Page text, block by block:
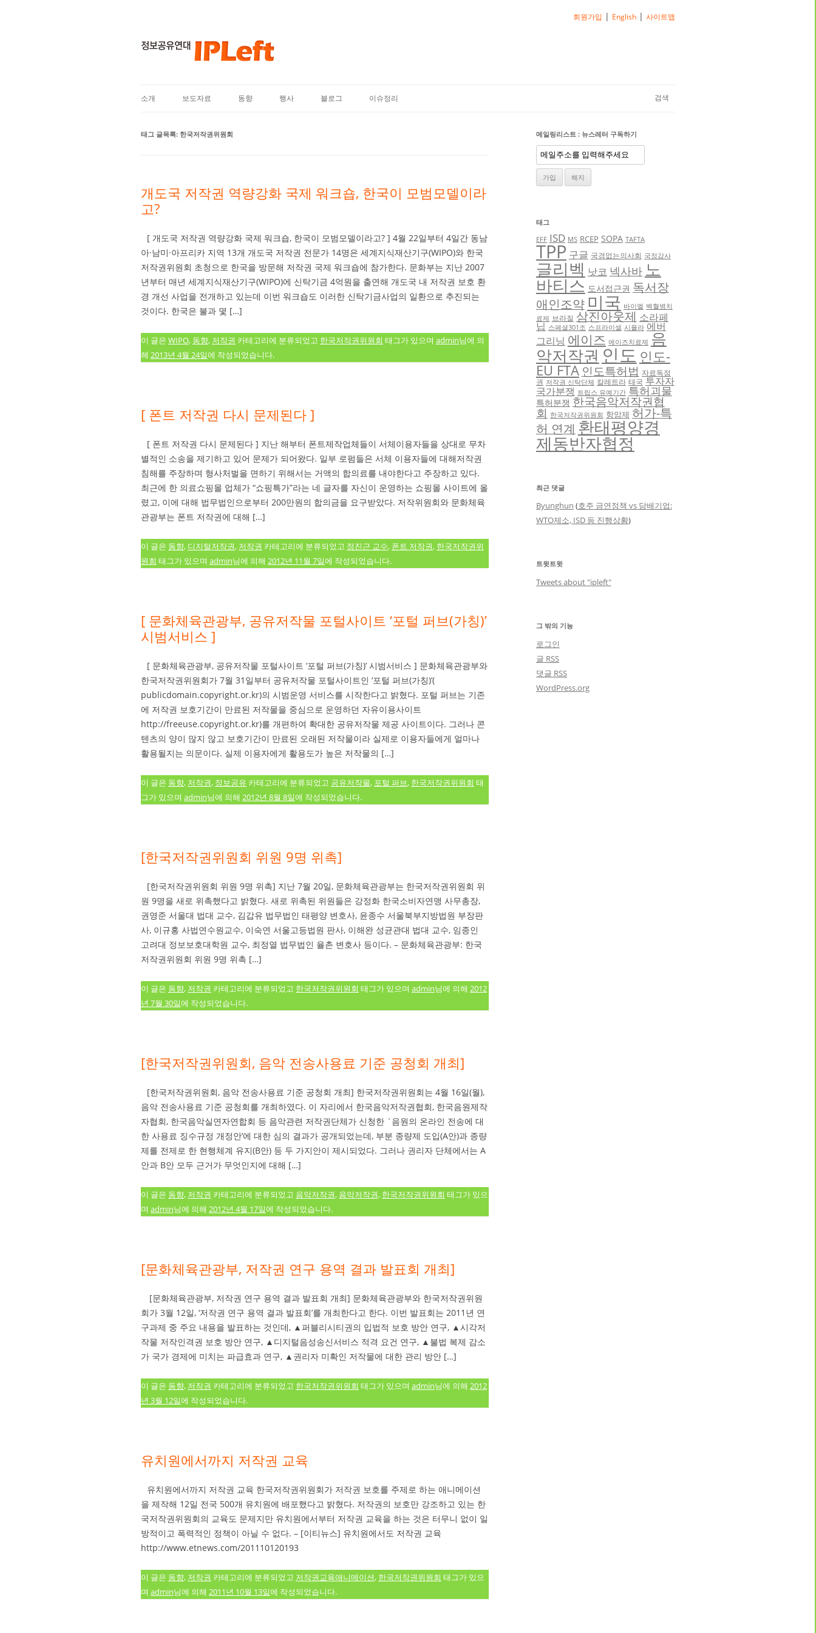
소개 보도자료 동향 행사 블로그 이슈정리 검색
회원가입 | English |사이트맵
태그 글목록: 한국저작권위원회
개도국 저작권 역량강화 국제 워크숍, 한국이 모범모델이라
고?
[ 개도국 저작권 역량강화 국제 워크숍, 한국이 모범모델이라고? ] 4월 22일부터 4일간 동남
아·남미·아프리카 지역 13개 개도국 저작권 전문가 14명은 세계지식재산기구(WIPO)와 한국
저작권위원회 초청으로 한국을 방문해 저작권 국제 워크숍에 참가한다. 문화부는 지난 2007
년부터 매년 세계지식재산기구(WIPO)에 신탁기금 4억원을 출연해 개도국 내 저작권 보호 환
경 개선 사업을 전개하고 있는데 이번 워크숍도 이러한 신탁기금사업의 일환으로 추진되는
것이다. 한국은 불과 몇 […]
이 글은 WIPO, 동향, 저작권 카테고리에 분류되었고 한국저작권위원회 태그가 있으며 admin님에 의
해 2013년 4월 24일에 작성되었습니다.
[ 폰트 저작권 다시 문제된다 ]
[ 폰트 저작권 다시 문제된다 ] 지난 해부터 폰트제작업체들이 서체이용자들을 상대로 무차
별적인 소송을 제기하고 있어 문제가 되어왔다. 일부 로펌들은 서체 이용자들에 대해저작권
침해를 주장하며 형사처벌을 면하기 위해서는 거액의 합의료를 내야한다고 주장하고 있다.
최근에 한 의료쇼핑몰 업체가 “쇼핑특가”라는 네 글자를 자신이 운영하는 쇼핑몰 사이트에 올
렸고, 이에 대해 법무법인으로부터 200만원의 합의금을 요구받았다. 저작위원회와 문화체육
관광부는 폰트 저작권에 대해 […]
이 글은 동향, 디지털저작권, 저작권 카테고리에 분류되었고 정진근 교수, 폰트 저작권, 한국저작권위
원회 태그가 있으며 admin님에 의해 2012년 11월 7일에 작성되었습니다.
[ 문화체육관광부, 공유저작물 포털사이트 ‘포털 퍼브(가칭)’
시범서비스 ]
[ 문화체육관광부, 공유저작물 포털사이트 ‘포털 퍼브(가칭)’ 시범서비스 ] 문화체육관광부와
한국저작권위원회가 7월 31일부터 공유저작물 포털사이트인 ‘포털 퍼브(가칭)’(
publicdomain.copyright.or.kr)의 시범운영 서비스를 시작한다고 밝혔다. 포털 퍼브는 기존
에 저작권 보호기간이 만료된 저작물을 중심으로 운영하던 자유이용사이트
http://freeuse.copyright.or.kr)를 개편하여 확대한 공유저작물 제공 사이트이다. 그러나 콘
텐츠의 양이 많지 않고 보호기간이 만료된 오래된 저작물이라 실제로 이용자들에게 얼마나
활용될지는 의문이다. 실제 이용자에게 활용도가 높은 저작물의 […]
이 글은 동향, 저작권, 정보공유 카테고리에 분류되었고 공유저작물, 포털 퍼브, 한국저작권위원회 태
그가 있으며 admin님에 의해 2012년 8월 8일에 작성되었습니다.
[한국저작권위원회 위원 9명 위촉]
[한국저작권위원회 위원 9명 위촉] 지난 7월 20일, 문화체육관광부는 한국저작권위원회 위
원 9명을 새로 위촉했다고 밝혔다. 새로 위촉된 위원들은 강정화 한국소비자연맹 사무총장,
권영준 서울대 법대 교수, 김갑유 법무법인 태평양 변호사, 윤종수 서울북부지방법원 부장판
사, 이규홍 사법연수원교수, 이숙연 서울고등법원 판사, 이해완 성균관대 법대 교수, 임종인
고려대 정보보호대학원 교수, 최정열 법무법인 율촌 변호사 등이다. – 문화체육관광부: 한국
저작권위원회 위원 9명 위촉 […]
이 글은 동향, 저작권 카테고리에 분류되었고 한국저작권위원회 태그가 있으며 admin님에 의해 2012
년 7월 30일에 작성되었습니다.
[한국저작권위원회, 음악 전송사용료 기준 공청회 개최]
[한국저작권위원회, 음악 전송사용료 기준 공청회 개최] 한국저작권위원회는 4월 16일(월),
음악 전송사용료 기준 공청회를 개최하였다. 이 자리에서 한국음악저작권협회, 한국음원제작
자협회, 한국음악실연자연합회 등 음악관련 저작권단체가 신청한 `음원의 온라인 전송에 대
한 사용료 징수규정 개정안’에 대한 심의 결과가 공개되었는데, 부분 종량제 도입(A안)과 종량
제를 전제로 한 현행체계 유지(B안) 등 두 가지안이 제시되었다. 그러나 권리자 단체에서는 A
안과 B안 모두 근거가 무엇인지에 대해 […]
이 글은 동향, 저작권 카테고리에 분류되었고 음악저작권, 음악저작권, 한국저작권위원회 태그가 있으
며 admin님에 의해 2012년 4월 17일에 작성되었습니다.
[문화체육관광부, 저작권 연구 용역 결과 발표회 개최]
[문화체육관광부, 저작권 연구 용역 결과 발표회 개최] 문화체육관광부와 한국저작권위원
회가 3월 12일, ‘저작권 연구 용역 결과 발표회’를 개최한다고 한다. 이번 발표회는 2011년 연
구과제 중 주요 내용을 발표하는 것인데, ▲퍼블리시티권의 입법적 보호 방안 연구, ▲시각저
작물 저작인격권 보호 방안 연구, ▲디지털음성송신서비스 적격 요건 연구, ▲불법 복제 감소
가 국가 경제에 미치는 파급효과 연구, ▲권리자 미확인 저작물에 대한 관리 방안 […]
이 글은 동향, 저작권 카테고리에 분류되었고 한국저작권위원회 태그가 있으며 admin님에 의해 2012
년 3월 12일에 작성되었습니다.
유치원에서까지 저작권 교육
유치원에서까지 저작권 교육 한국저작권위원회가 저작권 보호를 주제로 하는 애니메이션
을 제작해 12일 전국 500개 유치원에 배포했다고 밝혔다. 저작권의 보호만 강조하고 있는 한
국저작권위원회의 교육도 문제지만 유치원에서부터 저작권 교육을 하는 것은 터무니 없이 일
방적이고 폭력적인 정책이 아닐 수 없다. – [이티뉴스] 유치원에서도 저작권 교육
http://www.etnews.com/201110120193
이 글은 동향, 저작권 카테고리에 분류되었고 저작권교육애니메이션, 한국저작권위원회 태그가 있으
며 admin님에 의해 2011년 10월 13일에 작성되었습니다.
메일링리스트 : 뉴스레터 구독하기
태그
EFF ISD MS RCEP SOPA TAFTA
TPP 구글 국경없는의사회 국정감사
글리벡 낫코 넥사바 노
바티스 도서접근권 독서장
애인조약 미국 바이엘 백혈병치
료제 브라질 삼진아웃제 소라페
닙 스페셜301조 스프라이셀 시플라 에버
그리닝 에이즈 에이즈치료제 음
악저작권 인도 인도-
EU FTA 인도특허법 자료독점
권 저작권 신탁단체 칼레트라 태국 투자자
국가분쟁 트립스 유예기간 특허괴물
특허분쟁 한국음악저작권협
회 한국저작권위원회 항암제 허가-특
허 연계 환태평양경
제동반자협정
최근 댓글
Byunghun (호주 금연정책 vs 담배기업:
WTO제소, ISD 등 진행상황)
트윗트윗
Tweets about "ipleft"
그 밖의 기능
로그인
글 RSS
댓글 RSS
WordPress.org